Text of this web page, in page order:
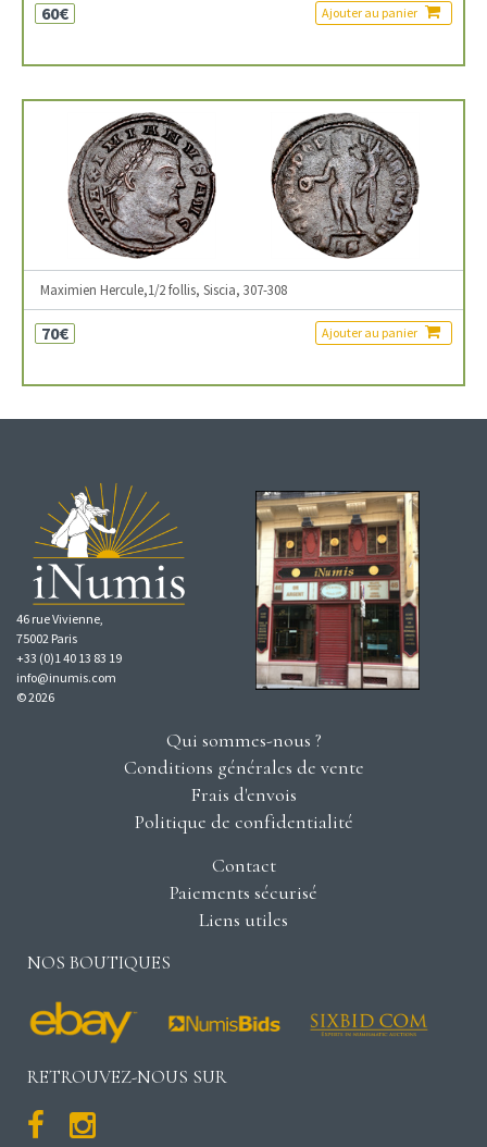
60€ Ajouter au panier
Maximien Hercule,1/2 follis, Siscia, 307-308
70€ Ajouter au panier
46 rue Vivienne,
75002 Paris
+33 (0)1 40 13 83 19
info@inumis.com
© 2026
Qui sommes-nous ?
Conditions générales de vente
Frais d'envois
Politique de confidentialité
Contact
Paiements sécurisé
Liens utiles
NOS BOUTIQUES
RETROUVEZ-NOUS SUR